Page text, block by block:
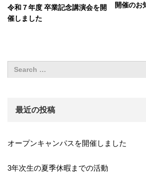
令和７年度 卒業記念講演会を開
催しました
開催のお
最近の投稿
オープンキャンパスを開催しました
3年次生の夏季休暇までの活動